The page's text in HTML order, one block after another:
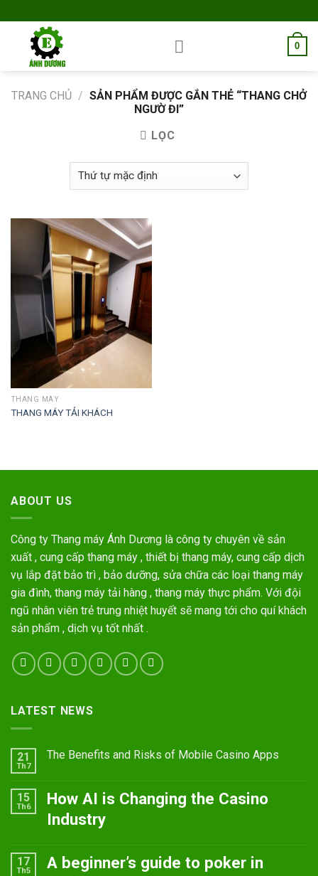
to
content
0
TRANG CHỦ / SẢN PHẨM ĐƯỢC GẮN THẺ “THANG CHỞ
NGƯỜ ĐI”
LỌC
THANG MÁY
THANG MÁY TẢI KHÁCH
ABOUT US
Công ty Thang máy Ánh Dương là công ty chuyên về sản
xuất , cung cấp thang máy , thiết bị thang máy, cung cấp dịch
vụ lắp đặt bảo trì , bảo dưỡng, sửa chữa các loại thang máy
gia đình, thang máy tải hàng , thang máy thực phẩm. Với đội
ngũ nhân viên trẻ trung nhiệt huyết sẽ mang tới cho quí khách
sản phẩm , dịch vụ tốt nhất .
LATEST NEWS
21
Th7
The Benefits and Risks of Mobile Casino Apps
15
Th6
How AI is Changing the Casino
Industry
17
Th5
A beginner’s guide to poker in